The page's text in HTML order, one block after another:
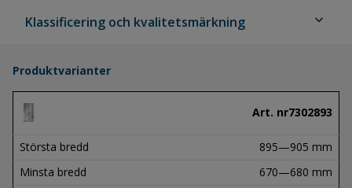
Klassificering och kvalitetsmärkning expand_more
Produktvarianter
Art. nr7302893
Största bredd
895—905 mm
Minsta bredd
670—680 mm